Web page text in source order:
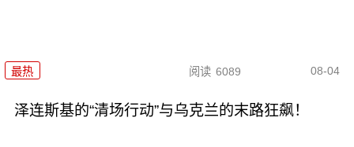
最热 阅读 6089 08-04
泽连斯基的“清场行动”与乌克兰的末路狂飙！